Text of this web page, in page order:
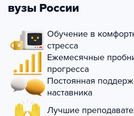
вузы России
Обучение в
стресса
Ежемесячные
прогресса
Постоянная
наставника
Лучшие